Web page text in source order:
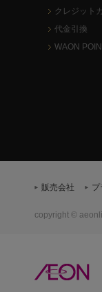
クレジット
代金引換
WAON
販売会社 プ
copyright ©